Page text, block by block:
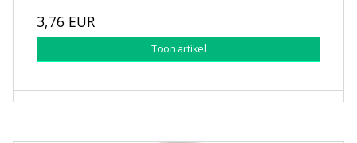
3,76 EUR
Toon artikel